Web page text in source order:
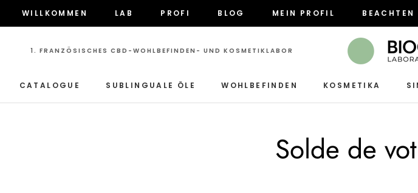
WILLKOMMEN LAB PROFI BLOG MEIN PROFIL BEACHTEN
1. FRANZÖSISCHES CBD-WOHLBEFINDEN- UND KOSMETIKLABOR
CATALOGUE
SUBLINGUALE ÖLE WOHLBEFINDEN KOSMETIKA
Solde de